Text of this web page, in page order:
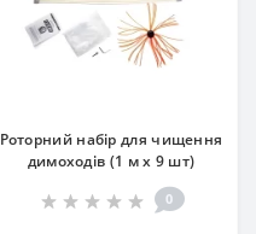
Роторний набір для чищення
димоходів (1 м х 9 шт)
0